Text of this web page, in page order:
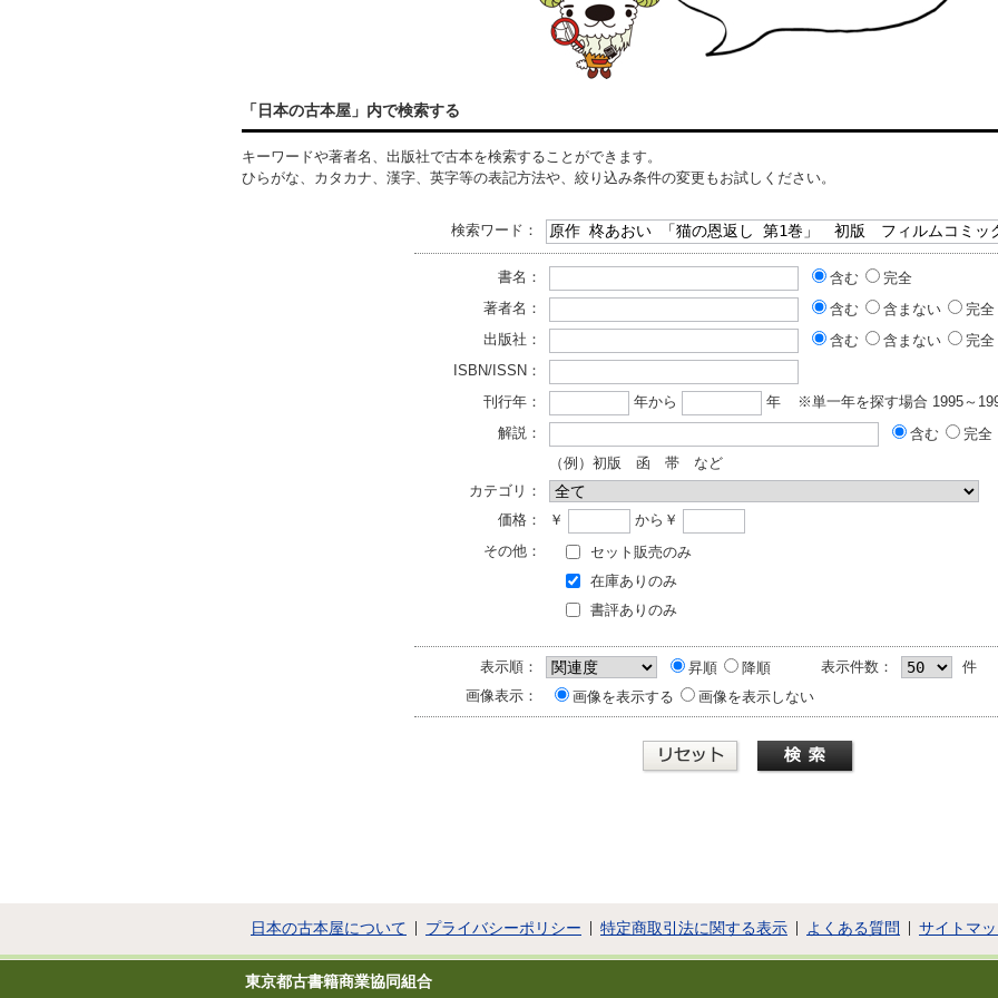
「日本の古本屋」内で検索する
キーワードや著者名、出版社で古本を検索することができます。
ひらがな、カタカナ、漢字、英字等の表記方法や、絞り込み条件の変更もお試しください。
検索ワード：
書名： 含む
完全
著者名：
含む 含まない
完全
出版社：
含む 含まない
完全
ISBN/ISSN：
刊行年：
年から 年
※単一年を探す場合 1995～
解説：
含む
完全
（例）初版 函 帯 など
カテゴリ：
価格：
￥
から￥
その他：
セット販売のみ
在庫ありのみ
書評ありのみ
表示順： 昇順 降順 表示件数：
件
画像表示：
画像を表示する 画像を表示しない
日本の古本屋について プライバシーポリシー 特定商取引法に関する表示 よくある質問 サイトマ
東京都古書籍商業協同組合